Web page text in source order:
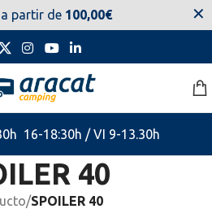
Disculpen las molestias.
16-18:30h / VI 9-13.30h
40
/SPOILER 40
partir de 100,00€ ✕